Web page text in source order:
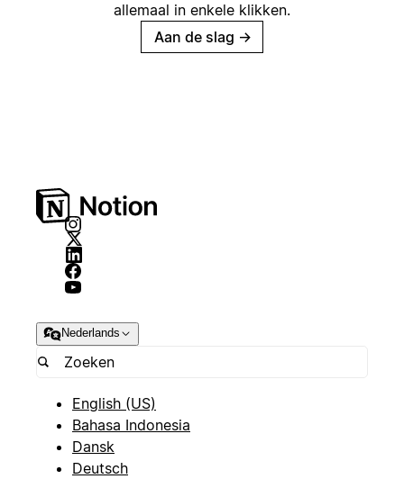
allemaal in enkele klikken.
Aan de slag →
Nederlands
English (US)
Bahasa Indonesia
Dansk
Deutsch